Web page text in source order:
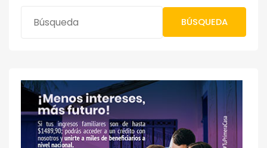
BÚSQUEDA